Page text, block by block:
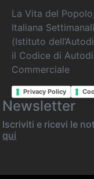
La Vita del
Italiana
(Istituto
il Codice di
Commerciale
Privacy Policy
Newsletter
Iscriviti e ricevi le
qui